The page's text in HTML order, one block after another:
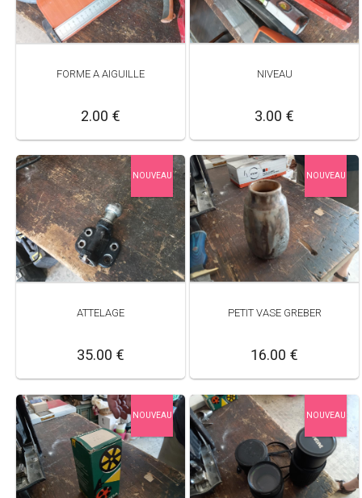
FORME A AIGUILLE
2.00 €
NIVEAU
3.00 €
NOUVEAU
ATTELAGE
35.00 €
NOUVEAU
PETIT VASE GREBER
16.00 €
NOUVEAU NOUVEAU